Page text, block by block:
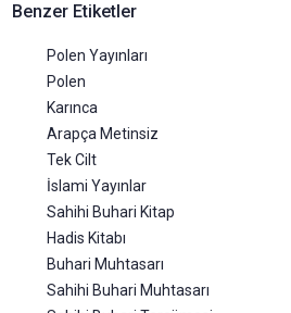
Benzer Etiketler
Polen Yayınları
Polen
Karınca
Arapça Metinsiz
Tek Cilt
İslami Yayınlar
Sahihi Buhari Kitap
Hadis Kitabı
Buhari Muhtasarı
Sahihi Buhari Muhtasarı